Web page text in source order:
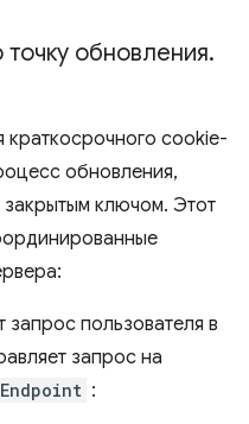
обновления.
краткосрочного cookie-
обновления,
ключом. Этот
пользователя в
запрос на
: